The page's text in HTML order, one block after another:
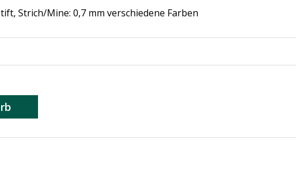
Strich/Mine: 0,7 mm verschiedene Farben